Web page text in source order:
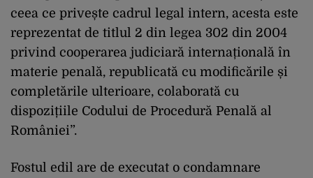
ceea ce privește cadrul legal intern, acesta este
reprezentat de titlul 2 din legea 302 din 2004
privind cooperarea judiciară internațională în
materie penală, republicată cu modificările și
completările ulterioare, colaborată cu
dispozițiile Codului de Procedură Penală al
României”.
Fostul edil are de executat o condamnare